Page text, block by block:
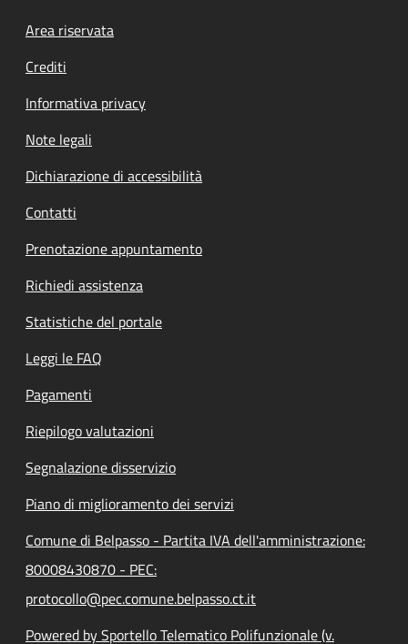
Footer menu
Area riservata
Crediti
Informativa privacy
Note legali
Dichiarazione di accessibilità
Contatti
Prenotazione appuntamento
Richiedi assistenza
Statistiche del portale
Leggi le FAQ
Pagamenti
Riepilogo valutazioni
Segnalazione disservizio
Piano di miglioramento dei servizi
Comune di Belpasso - Partita IVA dell'amministrazione:
80008430870 - PEC:
protocollo@pec.comune.belpasso.ct.it
Powered by Sportello Telematico Polifunzionale (v.